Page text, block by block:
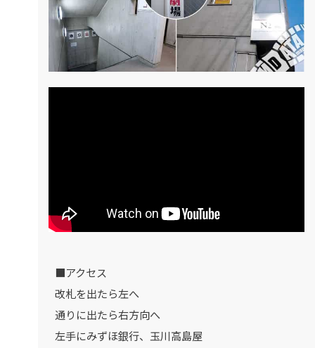
■アクセス
改札を出たら左へ
通りに出たら右方向へ
左手にみずほ銀行、玉川高島屋